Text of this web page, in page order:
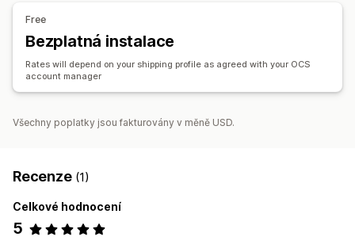
Free
Bezplatná instalace
Rates will depend on your shipping profile as agreed with your OCS
account manager
Všechny poplatky jsou fakturovány v měně USD.
Recenze (1)
Celkové hodnocení
5